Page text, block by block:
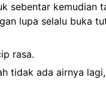
sebentar kemudian
lupa selalu buka
rasa.
tidak ada airnya